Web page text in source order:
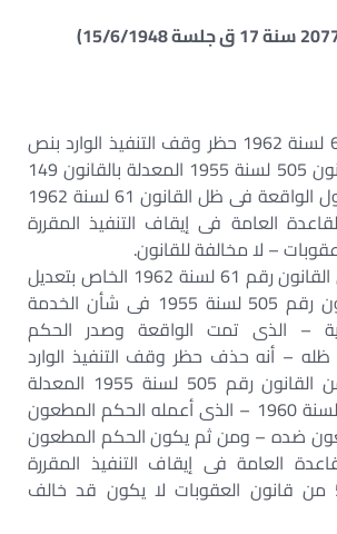
– حذف القانون 61 لسنة 1962 حظر وقف التنفيذ الوارد بنص
المادة 66 من القانون 505 لسنة 1955 المعدلة بالقانون 149
لسنة 1960 – حصول الواقعة فى ظل القانون 61 لسنة 1962
العامة فى إيقاف التنفيذ المقررة
يبين من الرجوع إلى القانون رقم 61 لسنة 1962 الخاص بتعديل
بعض أحكام القانون رقم 505 لسنة 1955 فى شأن الخدمة
– الذى تمت الواقعة وصدر الحكم
– أنه حذف حظر وقف التنفيذ الوارد
بنص المادة 66 من القانون رقم 505 لسنة 1955 المعدلة
بالقانون رقم 149 لسنة 1960 – الذى أعمله الحكم المطعون
ضده – ومن ثم يكون الحكم المطعون
العامة فى إيقاف التنفيذ المقررة
بالمادتين 55 ، 56 من قانون العقوبات لا يكون قد خالف